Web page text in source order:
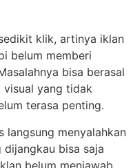
klik, artinya iklan
belum memberi
bisa berasal
visual yang tidak
terasa penting.
langsung menyalahkan
bisa saja
belum menjawab